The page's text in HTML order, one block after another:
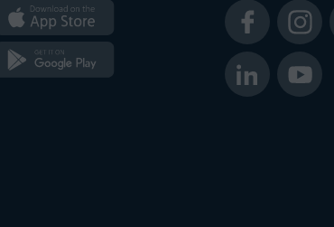
InstagramTikTok
YouTube